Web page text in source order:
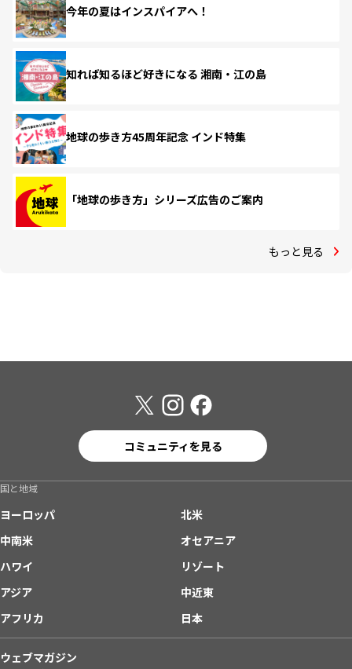
今年の夏はインスパイアへ！
知れば知るほど好きになる 湘南・江の島
地球の歩き方45周年記念 インド特集
「地球の歩き方」シリーズ広告のご案内
もっと見る
コミュニティを見る
国と地域
ヨーロッパ
北米
中南米
オセアニア
ハワイ
リゾート
アジア
中近東
アフリカ
日本
ウェブマガジン